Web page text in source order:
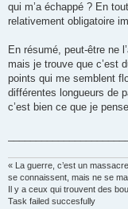
qui m’a échappé ? En
relativement obligatoire
En résumé, peut-être ne
mais je trouve que c’est
points qui me semblent
différentes longueurs de
c’est bien ce que je
« La guerre, c’est un
se connaissent, mais ne se
Il y a ceux qui trouvent des
Task failed succesfully